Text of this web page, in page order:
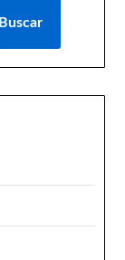
Buscar